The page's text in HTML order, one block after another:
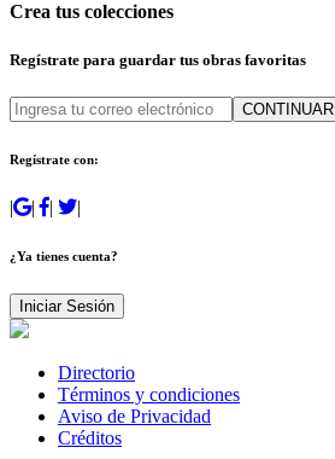
Crea tus colecciones
Regístrate para guardar tus obras favoritas
CONTINUAR
Regístrate con:
| | | |
¿Ya tienes cuenta?
Iniciar Sesión
Directorio
Términos y condiciones
Aviso de Privacidad
Créditos